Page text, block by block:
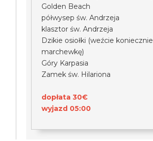
Golden Beach
półwysep św. Andrzeja
klasztor św. Andrzeja
Dzikie osiołki (weźcie koniecznie
marchewkę)
Góry Karpasia
Zamek św. Hilariona
dopłata 30€
wyjazd 05:00